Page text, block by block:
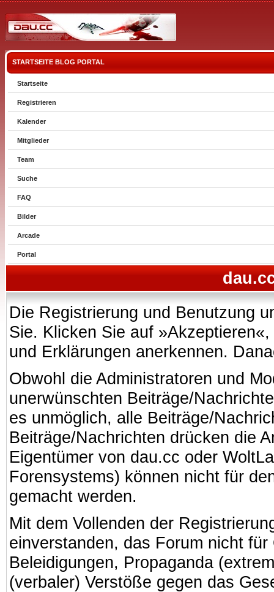
STARTSEITE BLOG PORTAL
Startseite
Registrieren
Kalender
Mitglieder
Team
Suche
FAQ
Bilder
Arcade
Portal
Die Registrierung und Benutzung
Sie. Klicken Sie auf
und Erklärungen anerkennen.
Obwohl die Administratoren und
unerwünschten Beiträge/
es unmöglich, alle Beiträge/
Beiträge/Nachrichten drücken die
Eigentümer von dau.cc oder
Forensystems) können nicht für
gemacht werden.
Mit dem Vollenden der
einverstanden, das Forum nicht
Beleidigungen, Propaganda
(verbaler) Verstöße gegen das